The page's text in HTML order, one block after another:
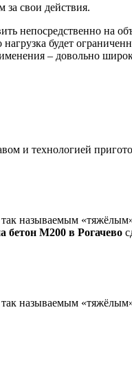
свои действия.
непосредственно
будет
– довольно
и технологией
так называемым
бетон М200 в Рогачево
так называемым